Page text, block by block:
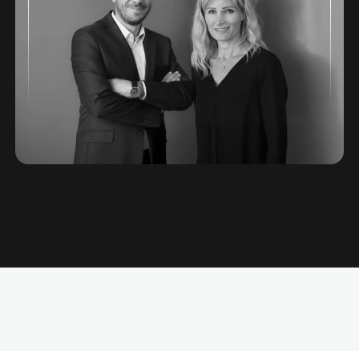
et notre méthode
Fondé en 2013, The Recruiter valorise un
éthique et humain.
Nos méthodes allient précision, créativité
construction avec nos clients pour des
mesurables et reconnus.
Nos interventions sont guidées par trois
Un recrutement éthique, valorisant la